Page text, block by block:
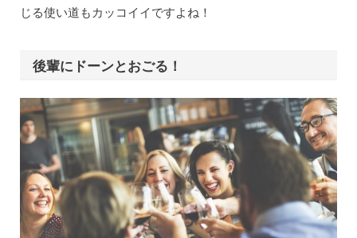
じる使い道もカッコイイですよね！
後輩にドーンとおごる！